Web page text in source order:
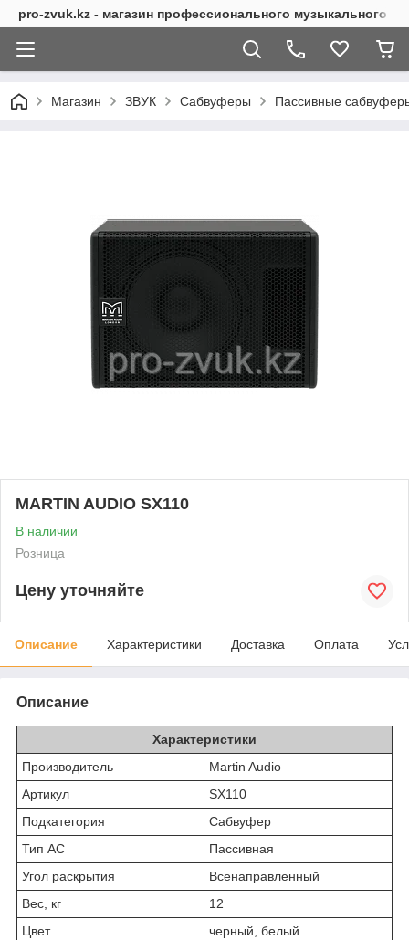
pro-zvuk.kz - магазин профессионального музыкального
Магазин ЗВУК Сабвуферы Пассивные
MARTIN AUDIO SX110
В наличии
Розница
Цену уточняйте
Описание Характеристики Доставка Оплата
Описание
Характеристики
Производитель
Martin Audio
Артикул
SX110
Подкатегория
Сабвуфер
Тип АС
Пассивная
Угол раскрытия
Всенаправленный
Вес, кг
12
Цвет
черный, белый